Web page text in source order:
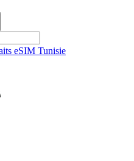
eSIM Tunisie